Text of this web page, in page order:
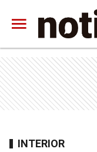
INTERIOR